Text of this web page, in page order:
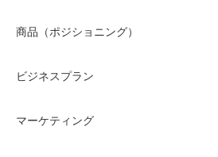
商品（ポジショニング）
ビジネスプラン
マーケティング